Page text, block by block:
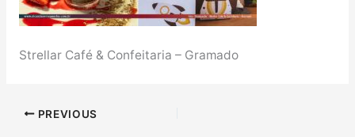
Strellar Café & Confeitaria – Gramado
PREVIOUS